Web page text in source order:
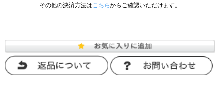
その他の決済方法はこちらからご確認いただけます。